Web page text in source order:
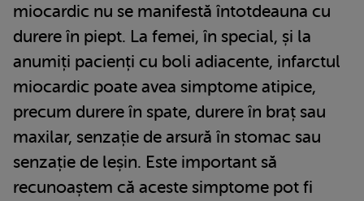
miocardic nu se manifestă întotdeauna cu
durere în piept. La femei, în special, și la
anumiți pacienți cu boli adiacente, infarctul
miocardic poate avea simptome atipice,
precum durere în spate, durere în braț sau
maxilar, senzație de arsură în stomac sau
senzație de leșin. Este important să
recunoaștem că aceste simptome pot fi